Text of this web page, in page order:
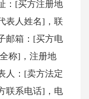
：[买方注册地
表人姓名]，联
邮箱：[买方电
称]，注册地
人：[卖方法定
联系电话]，电